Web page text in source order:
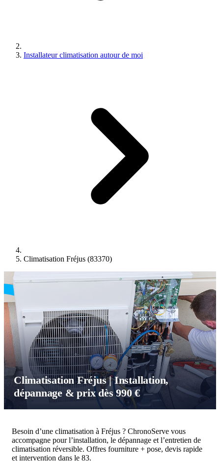
Installateur climatisation autour de moi
Climatisation Fréjus (83370)
Climatisation Fréjus | Installation,
dépannage & prix dès 990 €
Besoin d’une climatisation à Fréjus ? ChronoServe vous
accompagne pour l’installation, le dépannage et l’entretien de
climatisation réversible. Offres fourniture + pose, devis rapide
et intervention dans le 83.